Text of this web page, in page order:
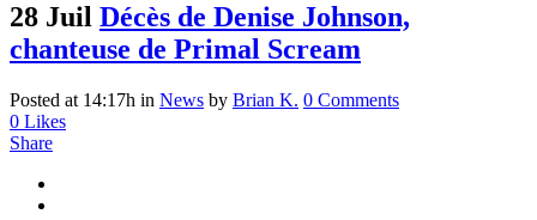
28 Juil Décès de Denise Johnson,
chanteuse de Primal Scream
Posted at 14:17h in News by Brian K. 0 Comments
0 Likes
Share